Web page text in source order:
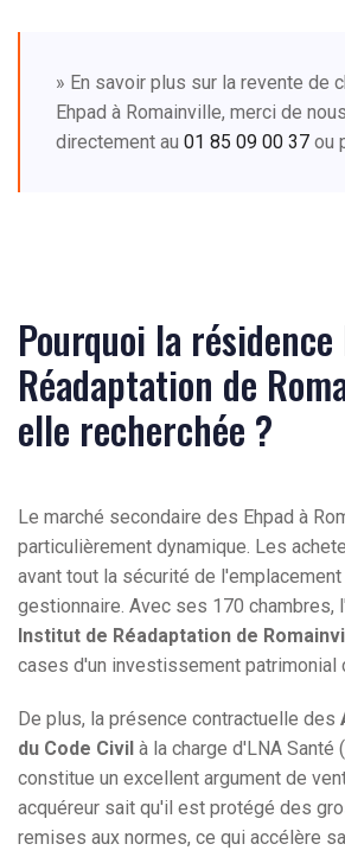
» En savoir plus sur la revente de
Ehpad à Romainville, merci de
directement au 01 85 09 00 37 ou
Pourquoi la
Réadaptation de
elle recherchée ?
Le marché secondaire des Ehpad à
particulièrement dynamique. Les
avant tout la sécurité de
gestionnaire. Avec ses 170 chambres,
Institut de Réadaptation de
cases d'un investissement patrimonial
De plus, la présence contractuelle des
du Code Civil à la charge d'LNA Santé
constitue un excellent argument de
acquéreur sait qu'il est protégé des
remises aux normes, ce qui accélère